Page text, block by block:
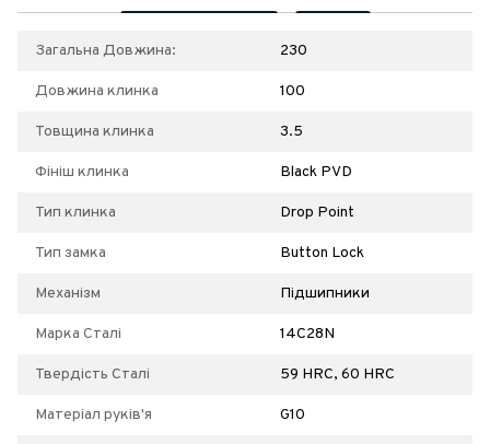
Загальна Довжина: 230
Довжина клинка 100
Товщина клинка 3.5
Фініш клинка Black PVD
Тип клинка Drop Point
Тип замка Button Lock
Механізм Підшипники
Марка Сталі 14C28N
Твердість Сталі 59 HRC, 60 HRC
Матеріал руків'я G10